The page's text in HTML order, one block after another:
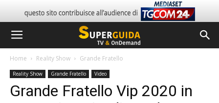
Home Reality Show Grande Fratello
Reality Show Grande Fratello Video
Grande Fratello Vip 2020 in